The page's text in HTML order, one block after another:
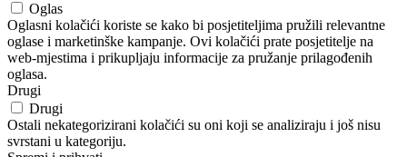
Oglas
Oglasni kolačići koriste se kako bi posjetiteljima pružili relevantne
oglase i marketinške kampanje. Ovi kolačići prate posjetitelje na
web-mjestima i prikupljaju informacije za pružanje prilagođenih
oglasa.
Drugi
Drugi
Ostali nekategorizirani kolačići su oni koji se analiziraju i još nisu
svrstani u kategoriju.